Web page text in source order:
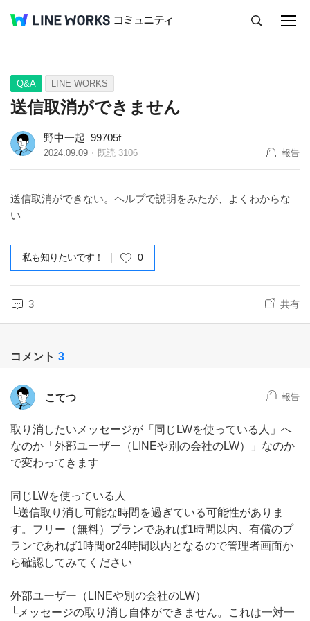
Q&A Tips Ideas
Q&A LINE WORKS
送信取消ができません
野中一起_99705f
2024.09.09 既読 3106 報告
送信取消ができない。ヘルプで説明をみたが、よくわからな
い
私も知りたいです！ 0
3 共有
コメント 3
こてつ 報告
取り消したいメッセージが「同じLWを使っている人」へ
なのか「外部ユーザー（LINEや別の会社のLW）」なのか
で変わってきます
同じLWを使っている人
└送信取り消し可能な時間を過ぎている可能性がありま
す。フリー（無料）プランであれば1時間以内、有償のプ
ランであれば1時間or24時間以内となるので管理者画面か
ら確認してみてください
外部ユーザー（LINEや別の会社のLW）
└メッセージの取り消し自体ができません。これは一対一